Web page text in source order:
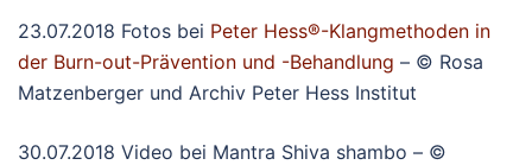
23.07.2018 Fotos bei Peter Hess®-Klangmethoden in
der Burn-out-Prävention und -Behandlung – © Rosa
Matzenberger und Archiv Peter Hess Institut
30.07.2018 Video bei Mantra Shiva shambo – ©